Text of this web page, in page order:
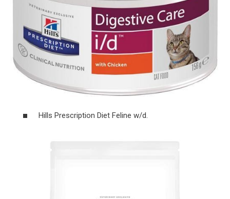
Hills Prescription Diet Feline w/d.